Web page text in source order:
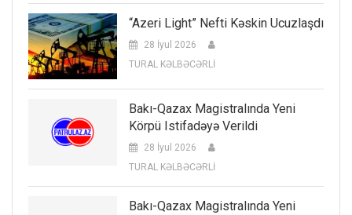
“Azeri Light” Nefti Kəskin Ucuzlaşdı
28 İyul 2026
TURAL KƏLBƏCƏRLİ
Bakı-Qazax Magistralında Yeni
Körpü Istifadəyə Verildi
28 İyul 2026
TURAL KƏLBƏCƏRLİ
Bakı-Qazax Magistralında Yeni